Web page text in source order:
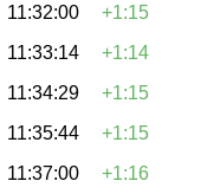
11:32:00
+1:15
11:33:14
+1:14
11:34:29
+1:15
11:35:44
+1:15
11:37:00 +1:16